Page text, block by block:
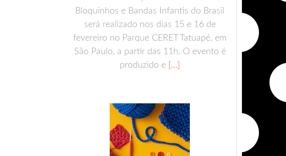
Bloquinhos e Bandas Infantis do Brasil
será realizado nos dias 15 e 16 de
fevereiro no Parque CERET Tatuapé, em
São Paulo, a partir das 11h. O evento é
produzido e […]